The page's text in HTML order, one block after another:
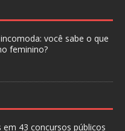
você sabe o que
feminino?
em 43 concursos públicos